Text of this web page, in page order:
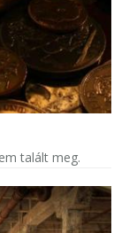
talált meg.